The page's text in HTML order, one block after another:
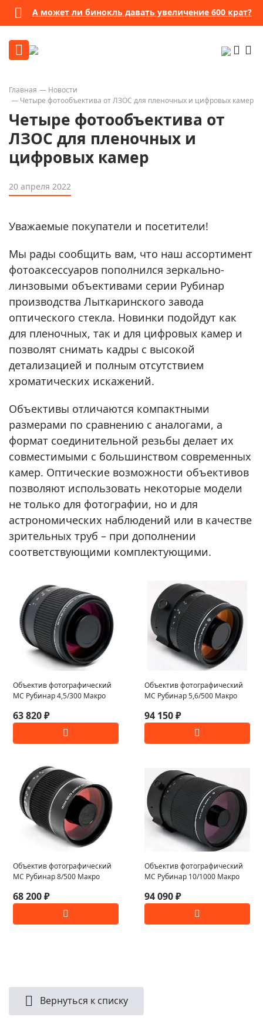
А может ли бинокль давать увеличение 600 крат?
Главная
Новости
Четыре фотообъектива от ЛЗОС для пленочных и цифровых камер
Четыре фотообъектива от
ЛЗОС для пленочных и
цифровых камер
20 апреля 2022
Уважаемые покупатели и посетители!
Мы рады сообщить вам, что наш ассортимент
фотоаксессуаров пополнился зеркально-
линзовыми объективами серии Рубинар
производства Лыткаринского завода
оптического стекла. Новинки подойдут как
для пленочных, так и для цифровых камер и
позволят снимать кадры с высокой
детализацией и полным отсутствием
хроматических искажений.
Объективы отличаются компактными
размерами по сравнению с аналогами, а
формат соединительной резьбы делает их
совместимыми с большинством современных
камер. Оптические возможности объективов
позволяют использовать некоторые модели
не только для фотографии, но и для
астрономических наблюдений или в качестве
зрительных труб – при дополнении
соответствующими комплектующими.
Объектив фотографический
МС Рубинар 4,5/300 Макро
63 820 ₽
Объектив фотографический
МС Рубинар 5,6/500 Макро
94 150 ₽
Объектив фотографический
МС Рубинар 8/500 Макро
68 200 ₽
Объектив фотографический
МС Рубинар 10/1000 Макро
94 090 ₽
Вернуться к списку